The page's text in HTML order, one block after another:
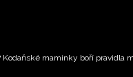
maminky boří pravidla